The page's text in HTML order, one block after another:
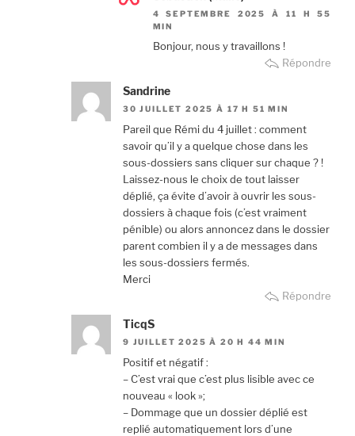
4 SEPTEMBRE 2025 À 11 H 55
MIN
Bonjour, nous y travaillons !
Répondre
Sandrine
30 JUILLET 2025 À 17 H 51 MIN
Pareil que Rémi du 4 juillet : comment
savoir qu’il y a quelque chose dans les
sous-dossiers sans cliquer sur chaque ? !
Laissez-nous le choix de tout laisser
déplié, ça évite d’avoir à ouvrir les sous-
dossiers à chaque fois (c’est vraiment
pénible) ou alors annoncez dans le dossier
parent combien il y a de messages dans
les sous-dossiers fermés.
Merci
Répondre
TicqS
9 JUILLET 2025 À 20 H 44 MIN
Positif et négatif :
– C’est vrai que c’est plus lisible avec ce
nouveau « look »;
– Dommage que un dossier déplié est
replié automatiquement lors d’une